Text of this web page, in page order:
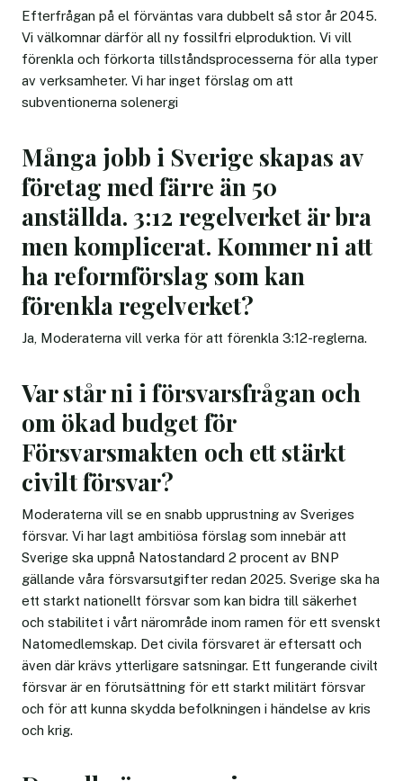
Efterfrågan på el förväntas vara dubbelt så stor år 2045.
Vi välkomnar därför all ny fossilfri elproduktion. Vi vill
förenkla och förkorta tillståndsprocesserna för alla typer
av verksamheter. Vi har inget förslag om att
subventionerna solenergi
Många jobb i Sverige skapas av
företag med färre än 50
anställda. 3:12 regelverket är bra
men komplicerat. Kommer ni att
ha reformförslag som kan
förenkla regelverket?
Ja, Moderaterna vill verka för att förenkla 3:12-reglerna.
Var står ni i försvarsfrågan och
om ökad budget för
Försvarsmakten och ett stärkt
civilt försvar?
Moderaterna vill se en snabb upprustning av Sveriges
försvar. Vi har lagt ambitiösa förslag som innebär att
Sverige ska uppnå Natostandard 2 procent av BNP
gällande våra försvarsutgifter redan 2025. Sverige ska ha
ett starkt nationellt försvar som kan bidra till säkerhet
och stabilitet i vårt närområde inom ramen för ett svenskt
Natomedlemskap. Det civila försvaret är eftersatt och
även där krävs ytterligare satsningar. Ett fungerande civilt
försvar är en förutsättning för ett starkt militärt försvar
och för att kunna skydda befolkningen i händelse av kris
och krig.